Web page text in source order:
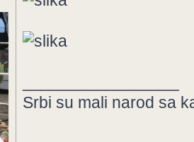
Srbi su mali narod sa